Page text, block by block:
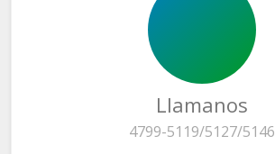
Llamanos
4799-5119/5127/5146